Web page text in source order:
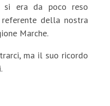
era da poco reso
della nostra
Marche.
ma il suo ricordo